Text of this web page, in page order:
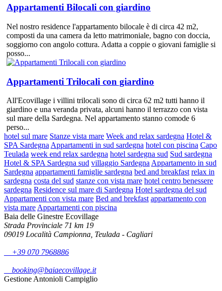
Appartamenti Bilocali con giardino
Nel nostro residence l'appartamento bilocale è di circa 42 m2,
composti da una camera da letto matrimoniale, bagno con doccia,
soggiorno con angolo cottura. Adatta a coppie o giovani famiglie si
posso...
Appartamenti Trilocali con giardino
All'Ecovillage i villini trilocali sono di circa 62 m2 tutti hanno il
giardino e una veranda privata, alcuni hanno il terrazzo con vista
sul mare della Sardegna. Nel appartamento stanno comode 6
perso...
hotel sul mare Stanze vista mare Week and relax sardegna Hotel &
SPA SardegnaAppartamenti in sud sardegna hotel con piscina Capo
Teulada week end relax sardegna hotel sardegna sud Sud sardegna
Hotel & SPA Sardegna sud villaggio SardegnaAppartamento in sud
Sardegna appartamenti famiglie sardegna bed and breakfast relax in
sardegna costa del sud stanze con vista mare hotel centro benessere
sardegna Residence sul mare di Sardegna Hotel sardegna del sud
Appartamenti con vista mare Bed and brekfast appartamento con
vista mareAppartamenti con piscina
Baia delle Ginestre Ecovillage
Strada Provinciale 71 km 19
09019 Località Campionna, Teulada - Cagliari
+39 070 7968886
booking@baiaecovillage.it
Gestione Antonioli Campiglio